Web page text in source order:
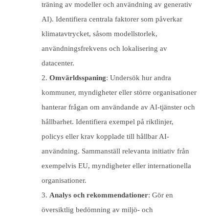
träning av modeller och användning av generativ
AI). Identifiera centrala faktorer som påverkar
klimatavtrycket, såsom modellstorlek,
användningsfrekvens och lokalisering av
datacenter.
Omvärldsspaning: Undersök hur andra
kommuner, myndigheter eller större organisationer
hanterar frågan om användande av AI-tjänster och
hållbarhet. Identifiera exempel på riktlinjer,
policys eller krav kopplade till hållbar AI-
användning. Sammanställ relevanta initiativ från
exempelvis EU, myndigheter eller internationella
organisationer.
Analys och rekommendationer: Gör en
översiktlig bedömning av miljö- och